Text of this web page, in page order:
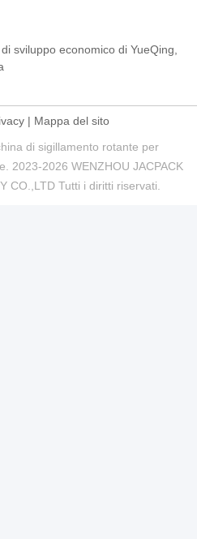
sviluppo economico di YueQing,
| Mappa del sito
di sigillamento rotante per
2023-2026 WENZHOU JACPACK
CO.,LTD Tutti i diritti riservati.